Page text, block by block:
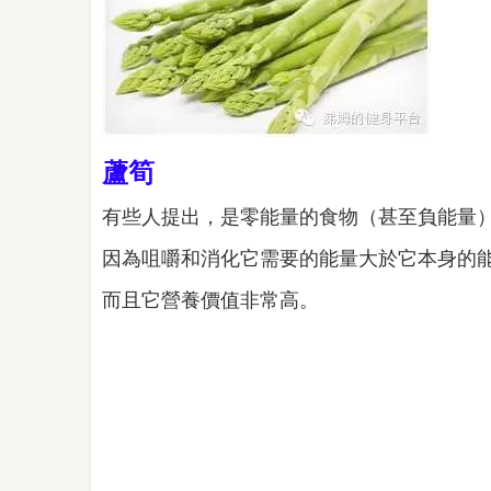
蘆筍
有些人提出，是零能量的食物（甚至負能量）
因為咀嚼和消化它需要的能量大於它本身的
而且它營養價值非常高。